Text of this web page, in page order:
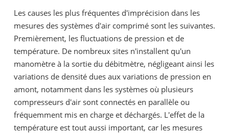
Les causes les plus fréquentes d'imprécision dans les
mesures des systèmes d'air comprimé sont les suivantes.
Premièrement, les fluctuations de pression et de
température. De nombreux sites n'installent qu'un
manomètre à la sortie du débitmètre, négligeant ainsi les
variations de densité dues aux variations de pression en
amont, notamment dans les systèmes où plusieurs
compresseurs d'air sont connectés en parallèle ou
fréquemment mis en charge et déchargés. L'effet de la
température est tout aussi important, car les mesures